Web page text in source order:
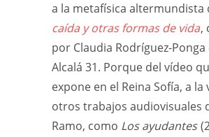
a la metafísica altermundista
caída y otras formas de vida,
por Claudia Rodríguez-Ponga
Alcalá 31. Porque del vídeo
expone en el Reina Sofía, a la
otros trabajos audiovisuales
Ramo, como Los ayudantes